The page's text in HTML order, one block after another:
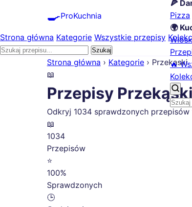
🍳ProKuchnia
🍕
Pizza
🌍
🔥
Strona główna Kategorie Wszystkie przepisy
Szukaj
Strona główna › Kategorie › Przekąski
📖
Przepisy
Odkryj 1034 sprawdzonych
📖
1034
Przepisów
⭐
100%
Sprawdzonych
🕒